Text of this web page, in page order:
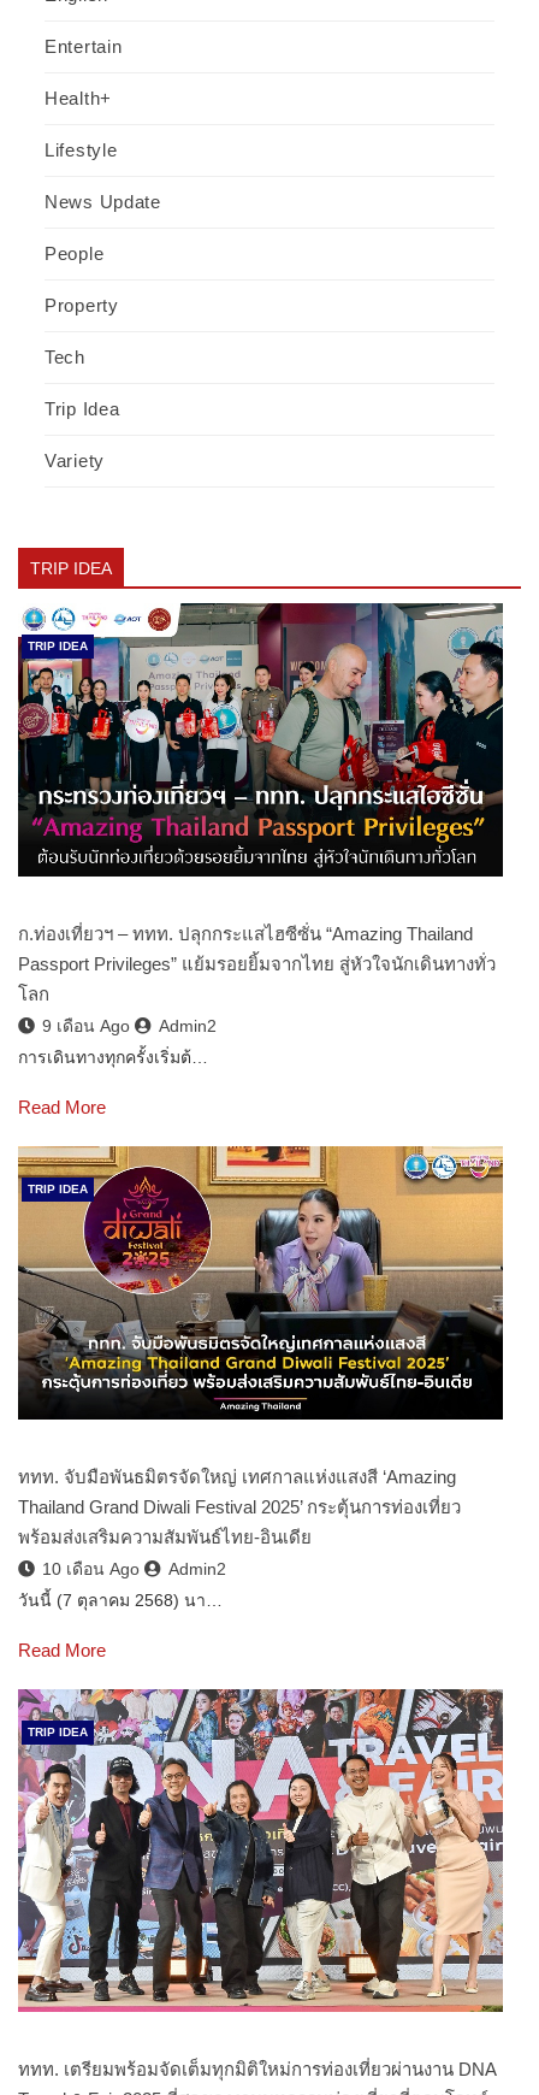
Entertain
Health+
Lifestyle
News Update
People
Property
Tech
Trip Idea
Variety
TRIP IDEA
TRIP IDEA
ก.ท่องเที่ยวฯ – ททท. ปลุกกระแสไฮซีซั่น “Amazing Thailand
Passport Privileges” แย้มรอยยิ้มจากไทย สู่หัวใจนักเดินทางทั่ว
โลก
9 เดือน Ago
Admin2
การเดินทางทุกครั้งเริ่มต้…
Read More
TRIP IDEA
ททท. จับมือพันธมิตรจัดใหญ่ เทศกาลแห่งแสงสี ‘Amazing
Thailand Grand Diwali Festival 2025’ กระตุ้นการท่องเที่ยว
พร้อมส่งเสริมความสัมพันธ์ไทย-อินเดีย
10 เดือน Ago
Admin2
วันนี้ (7 ตุลาคม 2568) นา…
Read More
TRIP IDEA
ททท. เตรียมพร้อมจัดเต็มทุกมิติใหม่การท่องเที่ยวผ่านงาน DNA